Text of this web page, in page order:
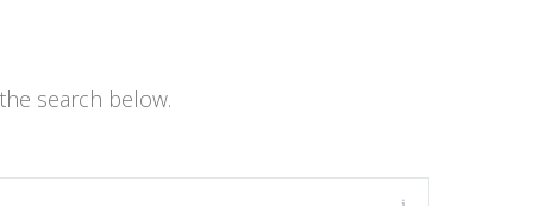
search below.